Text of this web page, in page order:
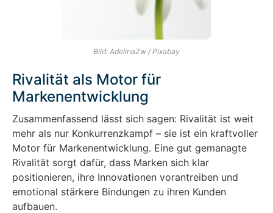
Bild: AdelinaZw / Pixabay
Rivalität als Motor für
Markenentwicklung
Zusammenfassend lässt sich sagen: Rivalität ist weit
mehr als nur Konkurrenzkampf – sie ist ein kraftvoller
Motor für Markenentwicklung. Eine gut gemanagte
Rivalität sorgt dafür, dass Marken sich klar
positionieren, ihre Innovationen vorantreiben und
emotional stärkere Bindungen zu ihren Kunden
aufbauen.